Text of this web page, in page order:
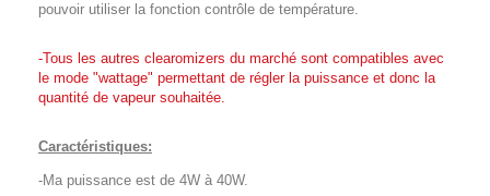
pouvoir utiliser la fonction contrôle de température.
-Tous les autres clearomizers du marché sont compatibles avec
le mode "wattage" permettant de régler la puissance et donc la
quantité de vapeur souhaitée.
Caractéristiques:
-Ma puissance est de 4W à 40W.